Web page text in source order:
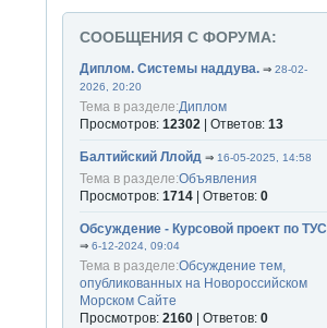
СООБЩЕНИЯ С ФОРУМА:
Диплом. Системы наддува. ⇒28-02-
2026, 20:20
Тема в разделе:Диплом
Просмотров:12302 | Ответов:13
Балтийский Ллойд ⇒16-05-2025, 14:58
Тема в разделе:Объявления
Просмотров:1714 | Ответов:0
Обсуждение - Курсовой проект по ТУС
⇒6-12-2024, 09:04
Тема в разделе:Обсуждение тем,
опубликованных на Новороссийском
Морском Сайте
Просмотров:2160 | Ответов:0